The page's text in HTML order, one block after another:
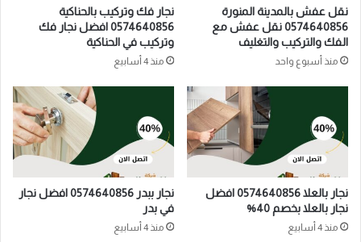
نقل عفش بالمدينة المنورة
0574640856 نقل عفش مع
الفك والتركيب والتغليف
منذ أسبوع واحد
نجار فك وتركيب بالحناكية
0574640856 افضل نجار فك
وتركيب في الحناكية
منذ 4 أسابيع
نجار بالعلا 0574640856 افضل
نجار بالعلا بخصم 40%
منذ 4 أسابيع
نجار ببدر 0574640856 افضل نجار
في بدر
منذ 4 أسابيع